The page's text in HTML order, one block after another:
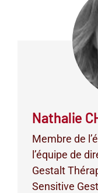
Nathalie
Membre de
l’équipe de
Gestalt
Sensitive